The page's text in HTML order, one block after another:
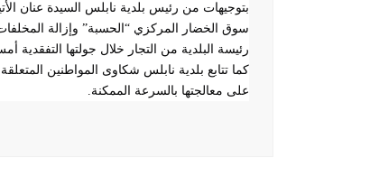
بتوجيهات من رئيس بلدية نابلس السيدة عنان
سوق الخضار المركزي “الحسبة” وإزالة
رئيسة البلدية من التجار خلال جولتها التفقدية
كما تتابع بلدية نابلس شكاوى المواطنين
على معالجتها بالسرعة الممكنة.